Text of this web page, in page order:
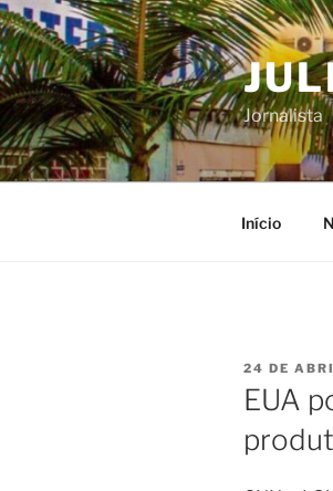
Pular
para
o
conteúdo
Jornalista
Início
EM
24 DE
EUA